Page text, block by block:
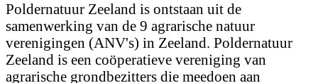
Poldernatuur Zeeland is ontstaan uit de
samenwerking van de 9 agrarische natuur
verenigingen (ANV's) in Zeeland. Poldernatuur
Zeeland is een coöperatieve vereniging van
agrarische grondbezitters die meedoen aan